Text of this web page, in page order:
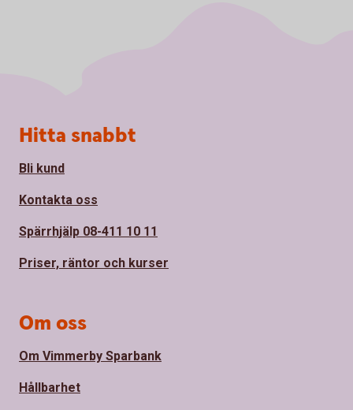
Sidfot
Hitta snabbt
Bli kund
Kontakta oss
Spärrhjälp 08-411 10 11
Priser, räntor och kurser
Om oss
Om Vimmerby Sparbank
Hållbarhet